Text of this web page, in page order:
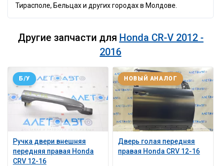
Тирасполе, Бельцах и других городах в Молдове.
Другие запчасти для Honda CR-V 2012 -
2016
Ручка двери внешняя
передняя правая Honda
CRV 12-16
Б/У
Дверь голая передняя
правая Honda CRV 12-16
НОВЫЙ АНАЛОГ